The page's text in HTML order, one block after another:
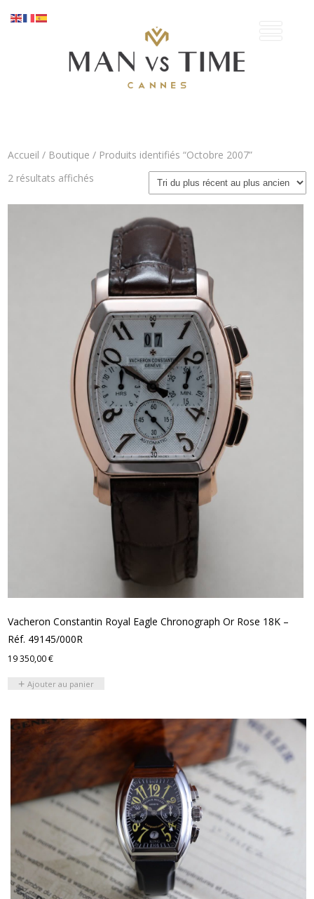
Accueil / Boutique / Produits identifiés “Octobre 2007”
2 résultats affichés
plus
plus
ancien
Vacheron Constantin Royal Eagle Chronograph Or Rose 18K –
Réf. 49145/000R
19 350,00€
Ajouter au panier